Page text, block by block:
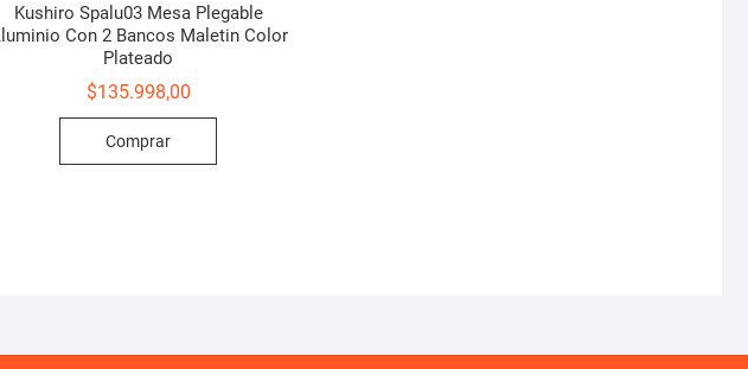
Kushiro Spalu03 Mesa Plegable
Con 2 Bancos Maletin Color
Plateado
$135.998,00
Comprar